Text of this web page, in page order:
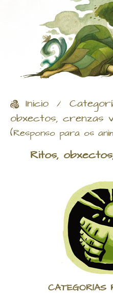
Inicio /
obxectos, crenzas
(Responso para os
Ritos,
CATEGORÍAS